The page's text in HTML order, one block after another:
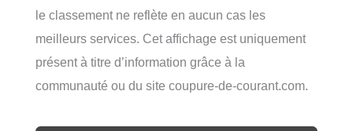
le classement ne reflète en aucun cas les
meilleurs services. Cet affichage est uniquement
présent à titre d’information grâce à la
communauté ou du site coupure-de-courant.com.